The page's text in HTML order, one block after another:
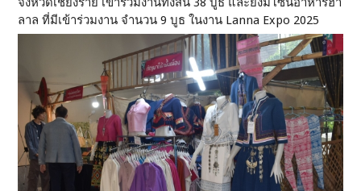
ลาล ที่มีเข้าร่วมงาน จำนวน 9 บูธ ในงาน Lanna Expo 2025